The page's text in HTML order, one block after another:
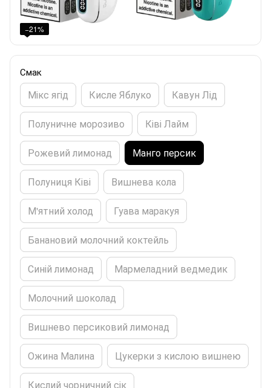
−21%
Смак
Мікс ягід Кисле Яблуко Кавун Лід
Полуничне морозиво Ківі Лайм
Рожевий лимонад Манго персик
Полуниця Ківі Вишнева кола
М'ятний холод Гуава маракуя
Банановий молочний коктейль
Синій лимонад Мармеладний ведмедик
Молочний шоколад
Вишнево персиковий лимонад
Ожина Малина Цукерки з кислою вишнею
Кислий чорничний сік